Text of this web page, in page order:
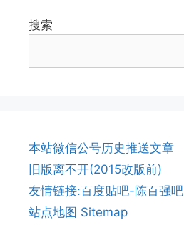
搜索
本站微信公号历史推送文章
旧版离不开(2015改版前)
友情链接:百度贴吧-陈百强吧
站点地图 Sitemap